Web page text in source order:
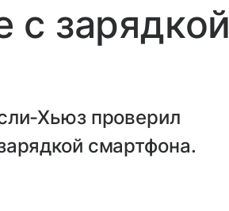
с зарядкой
Хьюз проверил
смартфона.